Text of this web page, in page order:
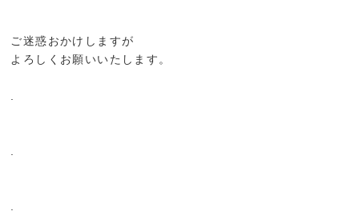
ご迷惑おかけしますが
よろしくお願いいたします。